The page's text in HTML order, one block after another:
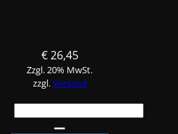
€26,45
Zzgl. 20% MwSt.
zzgl.Versand
FINIXA
Schaumband